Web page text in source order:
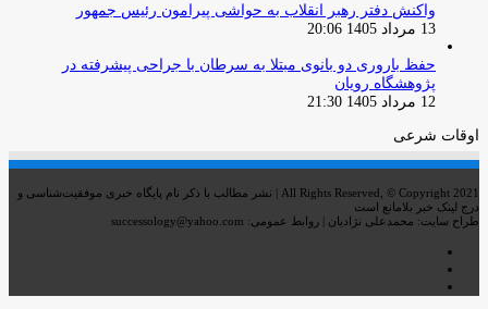
واکنش دفتر رهبر انقلاب به حواشی پیرامون رئیس جمهور
13 مرداد 1405 20:06
حفظ باروری دو بانوی مبتلا به سرطان با جراحی پیشرفته در
پژوهشگاه رویان
12 مرداد 1405 21:30
اوقات شرعی
All Rights Reserved, © Copyright 2021 | نشر مطالب با ذکر نام پایگاه خبری موفقیت‌شناسی و
درج لینک خبر بلامانع است
طراح سایت: محمدعلی نژادیان | روابط عمومی: successology@yahoo.com